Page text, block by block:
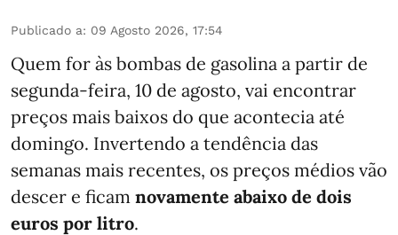
Publicado a: 09 Agosto 2026, 17:54
Quem for às bombas de gasolina a partir de
segunda-feira, 10 de agosto, vai encontrar
preços mais baixos do que acontecia até
domingo. Invertendo a tendência das
semanas mais recentes, os preços médios vão
descer e ficam novamente abaixo de dois
euros por litro.